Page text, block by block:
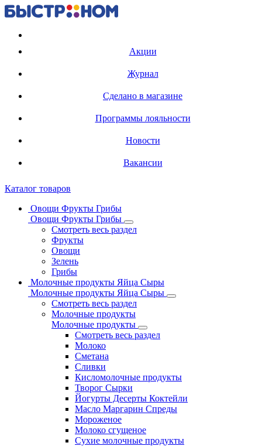
Акции
Журнал
Сделано в магазине
Программы лояльности
Новости
Вакансии
Каталог товаров
Овощи Фрукты Грибы
Овощи Фрукты Грибы
Смотреть весь раздел
Фрукты
Овощи
Зелень
Грибы
Молочные продукты Яйца Сыры
Молочные продукты Яйца Сыры
Смотреть весь раздел
Молочные продукты
Молочные продукты
Смотреть весь раздел
Молоко
Сметана
Сливки
Кисломолочные продукты
Творог Сырки
Йогурты Десерты Коктейли
Масло Маргарин Спреды
Мороженое
Молоко сгущеное
Сухие молочные продукты